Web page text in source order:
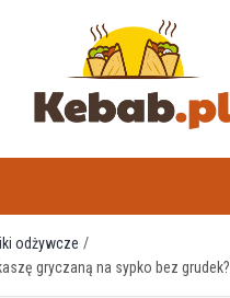
kebab.pl
odżywcze
gryczaną na sypko bez grudek?